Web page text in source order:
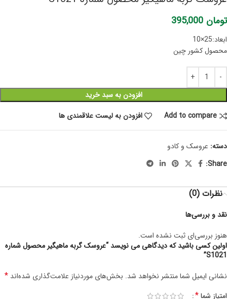
تومان
ابعاد:25×10
محصول کشور چین
افزودن به سبد خرید
Add to compare
افزودن به لیست علاقمندی ها
دسته: عروسک و کادو
Share:
نظرات (0)
نقد و بررسی‌ها
هنوز بررسی‌ای ثبت نشده است.
اولین کسی باشید که دیدگاهی می نویسد “عروسک گربه ماهیگیر محصول شماره
S1021”
نشانی ایمیل شما منتشر نخواهد شد. بخش‌های موردنیاز علامت‌گذاری شده‌اند *
امتیاز شما*